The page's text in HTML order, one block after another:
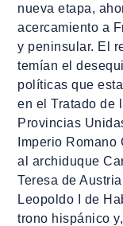
nueva etapa,
acercamiento a
y peninsular. El
temían el
políticas que
en el Tratado de
Provincias
Imperio
al archiduque
Teresa de
Leopoldo I de
trono hispánico